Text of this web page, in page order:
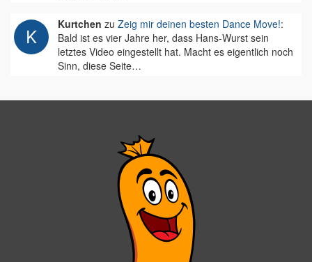
Kurtchen zu Zeig mir deinen besten Dance Move!:
Bald ist es vier Jahre her, dass Hans-Wurst sein
letztes Video eingestellt hat. Macht es eigentlich noch
Sinn, diese Seite…